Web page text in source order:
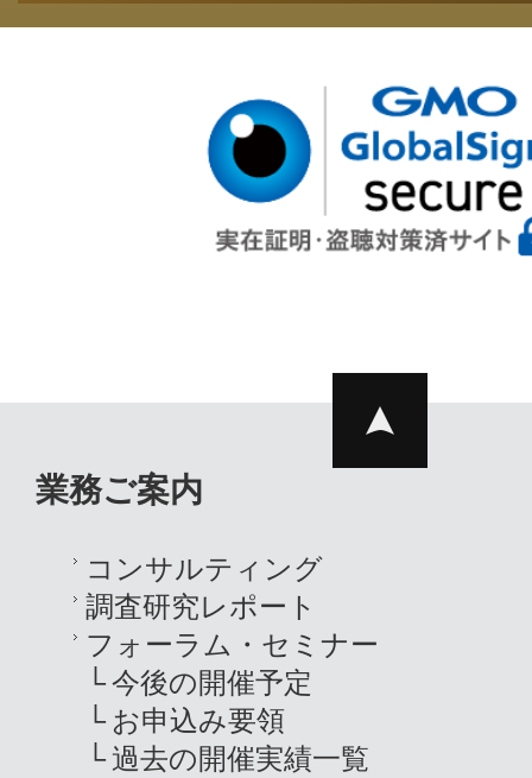
業務ご案内
コンサルティング
調査研究レポート
フォーラム・セミナー
今後の開催予定
お申込み要領
過去の開催実績一覧